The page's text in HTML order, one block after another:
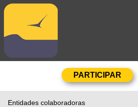
Entidades colaboradoras